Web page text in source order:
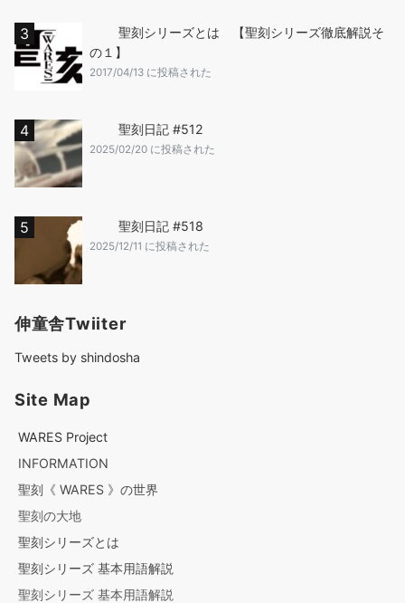
聖刻シリーズとは 【聖刻シリーズ徹底解説そ
の１】
2017/04/13 に投稿された
聖刻日記 #512
2025/02/20 に投稿された
聖刻日記 #518
2025/12/11 に投稿された
伸童舎Twiiter
Tweets by shindosha
Site Map
WARES Project
INFORMATION
聖刻《 WARES 》の世界
聖刻の大地
聖刻シリーズとは
聖刻シリーズ 基本用語解説
聖刻シリーズ 基本用語解説